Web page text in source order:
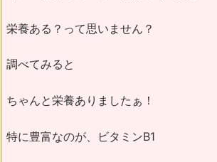
栄養ある？って思いません？
調べてみると
ちゃんと栄養ありましたぁ！
特に豊富なのが、ビタミンB1